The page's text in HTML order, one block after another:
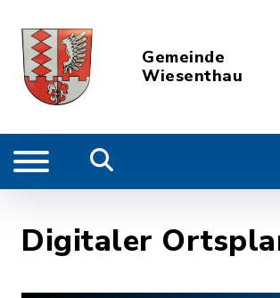
Gemeinde
Wiesenthau
Digitaler